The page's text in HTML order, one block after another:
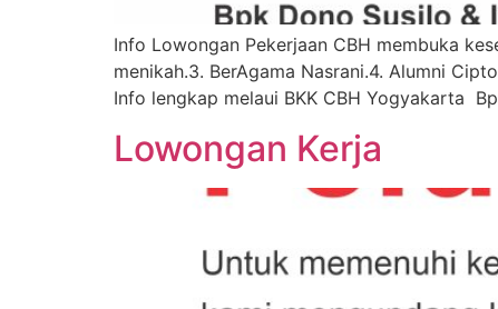
Info Lowongan Pekerjaan CBH membuka
menikah.3. BerAgama Nasrani.4. Alumni
Info lengkap melaui BKK CBH Yogyakarta
Lowongan Kerja